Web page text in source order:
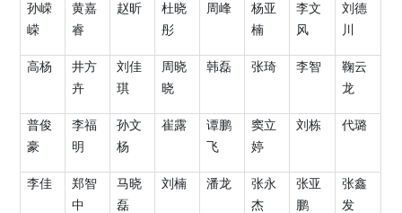
孙嵘
嵘
黄嘉
睿
赵昕
杜晓
彤
周峰
杨亚
楠
李文
风
刘德
川
高杨
井方
卉
刘佳
琪
周晓
晓
韩磊 张琦 李智
鞠云
龙
普俊
豪
李福
明
孙文
杨
崔露
谭鹏
飞
窦立
婷
刘栋 代璐
李佳
郑智
中
马晓
磊
刘楠 潘龙
张永
杰
张亚
鹏
张鑫
发